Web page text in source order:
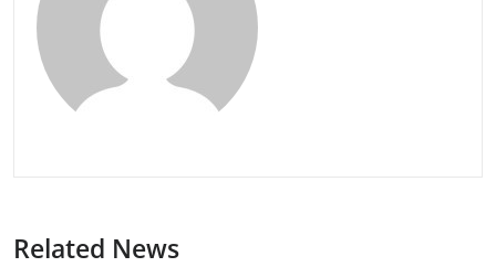
Related News